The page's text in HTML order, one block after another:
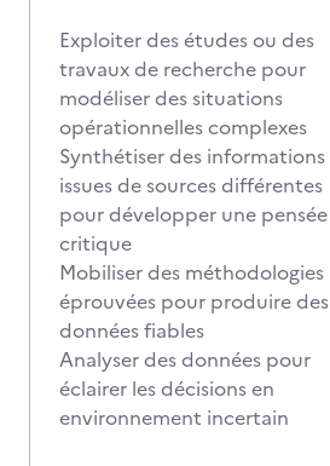
Exploiter des études ou des
travaux de recherche pour
modéliser des situations
opérationnelles complexes
Synthétiser des informations
issues de sources différentes
pour développer une pensée
critique
Mobiliser des méthodologies
éprouvées pour produire des
données fiables
Analyser des données pour
éclairer les décisions en
environnement incertain